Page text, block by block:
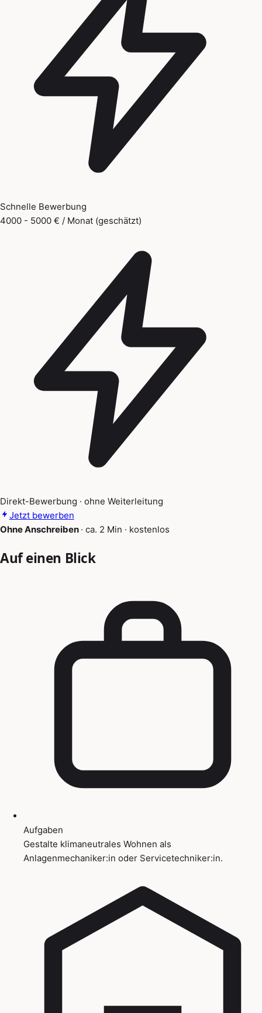
Schnelle Bewerbung
4000 - 5000 € / Monat (geschätzt)
Direkt-Bewerbung · ohne Weiterleitung
Jetzt bewerben
Ohne Anschreiben · ca. 2 Min · kostenlos
Auf einen Blick
Aufgaben
Gestalte klimaneutrales Wohnen als
Anlagenmechaniker:in oder Servicetechniker:in.